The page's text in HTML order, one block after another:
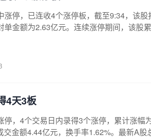
涨停，已连收4个涨停板，截至9:34，该
单金额为2.63亿元。连续涨停期间，该股
加7600.39万元，环比增长59.40%，近4
易日内，涨幅偏离值累计达20%、日涨幅
4天3板
停，4个交易日内录得3个涨停，累计涨
交金额4.44亿元，换手率1.62%。最新A